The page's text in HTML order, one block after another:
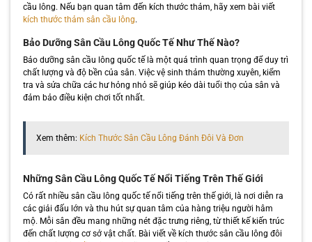
cầu lông. Nếu bạn quan tâm đến kích thước thảm, hãy xem bài viết
kích thước thảm sân cầu lông.
Bảo Dưỡng Sân Cầu Lông Quốc Tế Như Thế Nào?
Bảo dưỡng sân cầu lông quốc tế là một quá trình quan trọng để duy trì
chất lượng và độ bền của sân. Việc vệ sinh thảm thường xuyên, kiểm
tra và sửa chữa các hư hỏng nhỏ sẽ giúp kéo dài tuổi thọ của sân và
đảm bảo điều kiện chơi tốt nhất.
Xem thêm: Kích Thước Sân Cầu Lông Đánh Đôi Và Đơn
Những Sân Cầu Lông Quốc Tế Nổi Tiếng Trên Thế Giới
Có rất nhiều sân cầu lông quốc tế nổi tiếng trên thế giới, là nơi diễn ra
các giải đấu lớn và thu hút sự quan tâm của hàng triệu người hâm
mộ. Mỗi sân đều mang những nét đặc trưng riêng, từ thiết kế kiến trúc
đến chất lượng cơ sở vật chất. Bài viết về kích thước sân cầu lông đôi